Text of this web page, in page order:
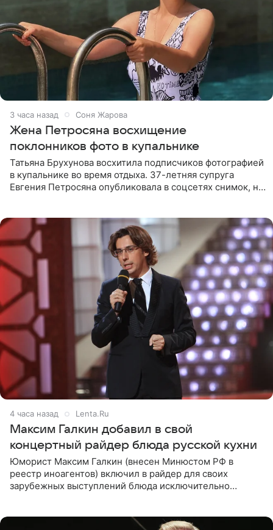
3 часа назад Соня Жарова
Жена Петросяна восхищение
поклонников фото в купальнике
Татьяна Брухунова восхитила подписчиков фотографией
в купальнике во время отдыха. 37-летняя супруга
Евгения Петросяна опубликовала в соцсетях снимок, на
4 часа назад Lenta.Ru
Максим Галкин добавил в свой
концертный райдер блюда русской кухни
Юморист Максим Галкин (внесен Минюстом РФ в
реестр иноагентов) включил в райдер для своих
зарубежных выступлений блюда исключительно